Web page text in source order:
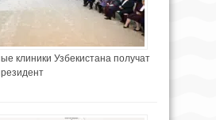
клиники Узбекистана получат